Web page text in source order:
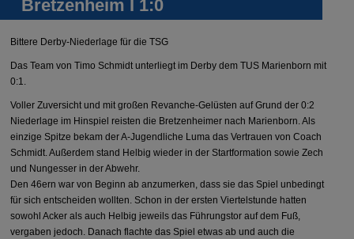
Bretzenheim I 1:0
Bittere Derby-Niederlage für die TSG
Das Team von Timo Schmidt unterliegt im Derby dem TUS Marienborn mit
0:1.
Voller Zuversicht und mit großen Revanche-Gelüsten auf Grund der 0:2
Niederlage im Hinspiel reisten die Bretzenheimer nach Marienborn. Als
einzige Spitze bekam der A-Jugendliche Luma das Vertrauen von Coach
Schmidt. Außerdem stand Helbig wieder in der Startformation sowie Zech
und Nungesser in der Abwehr.
Den 46ern war von Beginn ab anzumerken, dass sie das Spiel unbedingt
für sich entscheiden wollten. Schon in der ersten Viertelstunde hatten
sowohl Acker als auch Helbig jeweils das Führungstor auf dem Fuß,
vergaben jedoch. Danach flachte das Spiel etwas ab und auch die